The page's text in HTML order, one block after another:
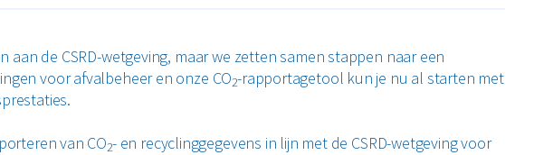
de CSRD-wetgeving, maar we zetten samen stappen naar een
voor afvalbeheer en onze CO2-rapportagetool kun je nu al starten met
van CO2- en recyclinggegevens in lijn met de CSRD-wetgeving voor